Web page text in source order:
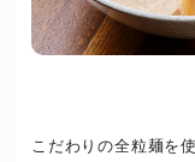
こだわりの全粒麺を